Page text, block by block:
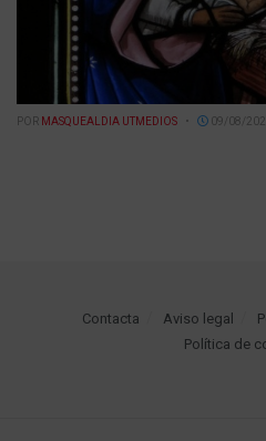
POR MASQUEALDIA UTMEDIOS 09/08/
Contacta Aviso legal
Política de